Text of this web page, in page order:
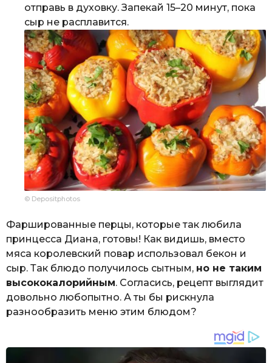
отправь в духовку. Запекай 15–20 минут, пока
сыр не расплавится.
© Depositphotos
Фаршированные перцы, которые так любила
принцесса Диана, готовы! Как видишь, вместо
мяса королевский повар использовал бекон и
сыр. Так блюдо получилось сытным, но не таким
высококалорийным. Согласись, рецепт выглядит
довольно любопытно. А ты бы рискнула
разнообразить меню этим блюдом?